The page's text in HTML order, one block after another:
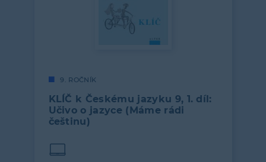
9. ROČNÍK
KLÍČ k Českému jazyku 9, 1. díl:
Učivo o jazyce (Máme rádi
češtinu)